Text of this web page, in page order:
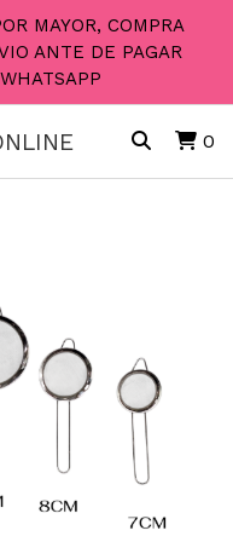
MAYOR, COMPRA
ANTE DE PAGAR
0